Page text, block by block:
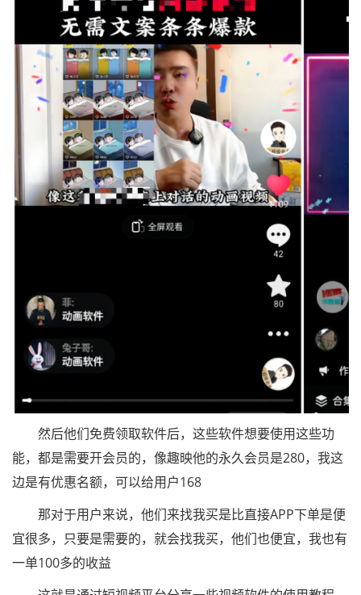
然后他们免费领取软件后，这些软件想要使用这些功
能，都是需要开会员的，像趣映他的永久会员是280，我这
边是有优惠名额，可以给用户168
那对于用户来说，他们来找我买是比直接APP下单是便
宜很多，只要是需要的，就会找我买，他们也便宜，我也有
一单100多的收益